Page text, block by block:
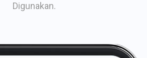
Digunakan.